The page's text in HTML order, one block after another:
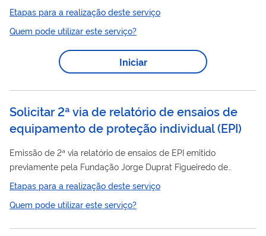
deve ser requerido pelo responsável pela fonte ou
equipamento.
Etapas para a realização deste serviço
Quem pode utilizar este serviço?
Iniciar
Solicitar 2ª via de relatório de ensaios de
equipamento de proteção individual (EPI)
Emissão de 2ª via relatório de ensaios de EPI emitido
previamente pela Fundação Jorge Duprat Figueiredo de
Segurança e Medicina do Trabalho (Fundacentro)
Etapas para a realização deste serviço
Quem pode utilizar este serviço?